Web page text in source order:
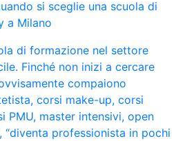
si sceglie una scuola di
a Milano
di formazione nel settore
Finché non inizi a cercare
compaiono
corsi make-up, corsi
PMU, master intensivi, open
professionista in pochi